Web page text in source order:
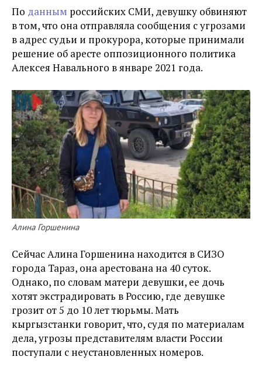
По данным российских СМИ, девушку обвиняют
в том, что она отправляла сообщения с угрозами
в адрес судьи и прокурора, которые принимали
решение об аресте оппозиционного политика
Алексея Навального в январе 2021 года.
Алина Горшенина
Сейчас Алина Горшенина находится в СИЗО
города Тараз, она арестована на 40 суток.
Однако, по словам матери девушки, ее дочь
хотят экстрадировать в Россию, где девушке
грозит от 5 до 10 лет тюрьмы. Мать
кыргызстанки говорит, что, судя по материалам
дела, угрозы представителям власти России
поступали с неустановленных номеров.